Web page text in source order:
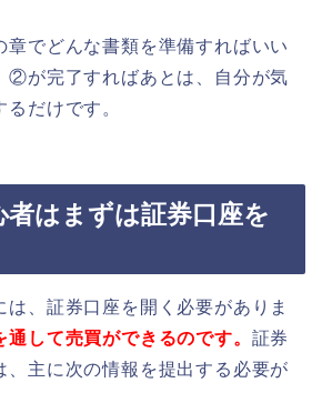
でどんな書類を準備すればいい
②が完了すればあとは、自分が気
だけです。
者はまずは証券口座を
は、証券口座を開く必要がありま
通して売買ができるのです。 証券
、主に次の情報を提出する必要が